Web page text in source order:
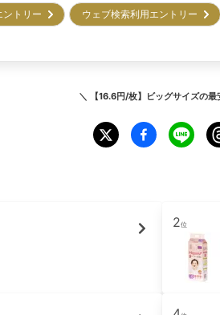
ントリー ウェブ検索利用エントリー
＼ 【16.6円/枚】ビッグサイズの最
2位